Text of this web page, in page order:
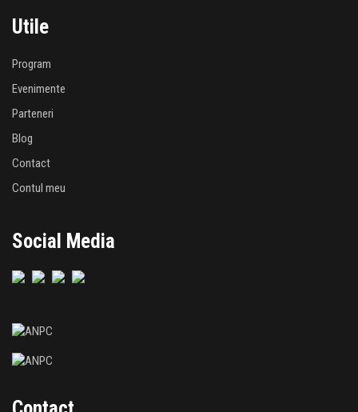
Utile
Program
Evenimente
Parteneri
Blog
Contact
Contul meu
Social Media